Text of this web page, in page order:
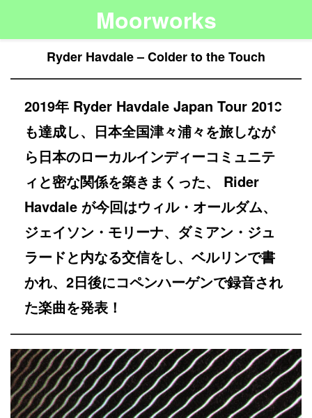
Moorworks
Ryder Havdale – Colder to the Touch
2019年 Ryder Havdale Japan Tour 2019
も達成し、日本全国津々浦々を旅しなが
ら日本のローカルインディーコミュニテ
ィと密な関係を築きまくった、 Rider
Havdale が今回はウィル・オールダム、
ジェイソン・モリーナ、ダミアン・ジュ
ラードと内なる交信をし、ベルリンで書
かれ、2日後にコペンハーゲンで録音され
た楽曲を発表！